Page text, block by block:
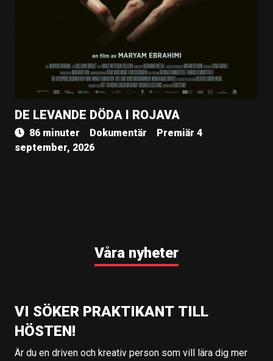
DE LEVANDE DÖDA I ROJAVA
86 minuter Dokumentär
Premiär 4
september, 2026
Våra nyheter
VI SÖKER PRAKTIKANT TILL
HÖSTEN!
Är du en driven och kreativ person som vill lära dig mer